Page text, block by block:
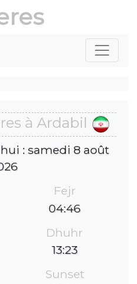
à Ardabil
: samedi 8 août
Fejr
04:46
Dhuhr
13:23
Sunset